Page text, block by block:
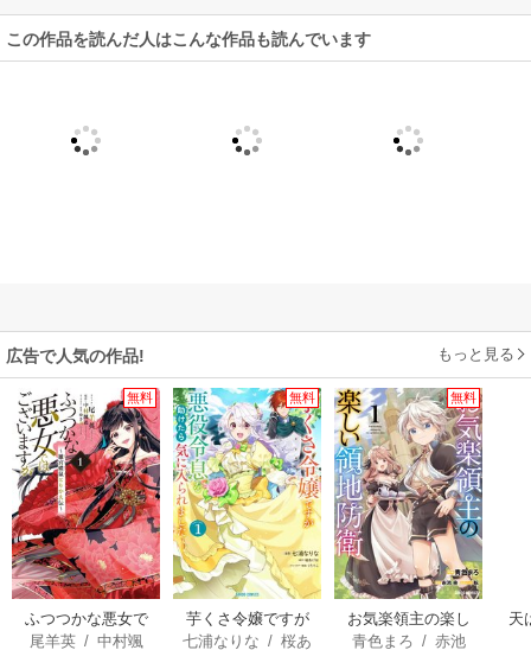
この作品を読んだ人はこんな作品も読んでいます
広告で人気の作品! もっと見る
無料
ふつつかな悪女で
はございますが ～
尾羊英/ 中村颯
無料
芋くさ令嬢ですが
悪役令息を助けた
七浦なりな /桜あ
無料
お気楽領主の楽し
い領地防衛
青色まろ / 赤池
天